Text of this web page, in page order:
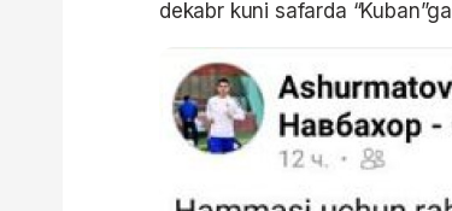
dekabr kuni safarda